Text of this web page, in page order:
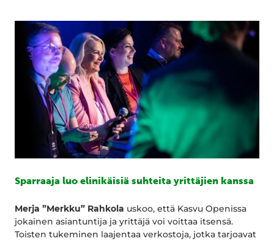
Sparraaja luo elinikäisiä suhteita yrittäjien kanssa
Merja ”Merkku” Rahkola uskoo, että Kasvu Openissa
jokainen asiantuntija ja yrittäjä voi voittaa itsensä.
Toisten tukeminen laajentaa verkostoja, jotka tarjoavat